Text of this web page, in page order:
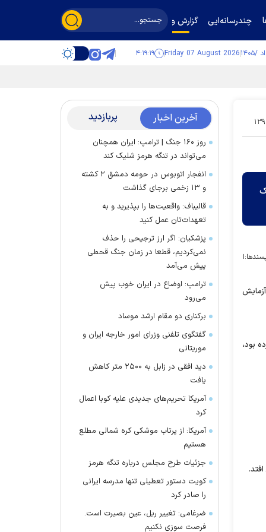
چندرسانه‌ایی گزارش و گفت‌وگو
Friday 07 August 2026 ۴:۱۹:۱۹
۰۸
۱
بود،
آخرین اخبار پربازدید
روز ۱۶۰ جنگ | ترامپ: ایران همچنان
می‌تواند در تنگه هرمز شلیک کند
انفجار اتوبوس در حومه دمشق ۲ کشته
و ۱۳ زخمی برجای گذاشت
قالیباف: واقعیت‌ها را بپذیرید و به
تعهدات‌تان عمل کنید
پزشکیان: اگر ارز ترجیحی را حذف
نمی‌کردیم، قطعا در زمان جنگ قحطی
پیش می‌آمد
ترامپ: اوضاع در ایران خوب پیش
می‌رود
برکناری دو مقام ارشد موساد
گفتگوی تلفنی وزرای امور خارجه ایران و
موریتانی
دید افقی در زابل به ۲۵۰۰ متر کاهش
یافت
آمریکا تحریم‌های جدیدی علیه کوبا اعمال
کرد
آمریکا: از پرتاب موشکی کره شمالی مطلع
هستیم
جزئیات طرح مجلس درباره تنگه هرمز
کویت دستور تعطیلی تنها مدرسه ایرانی
را صادر کرد
ضرغامی: تغییر ریل، عین بصیرت است.
فرصت سوزی نکنیم